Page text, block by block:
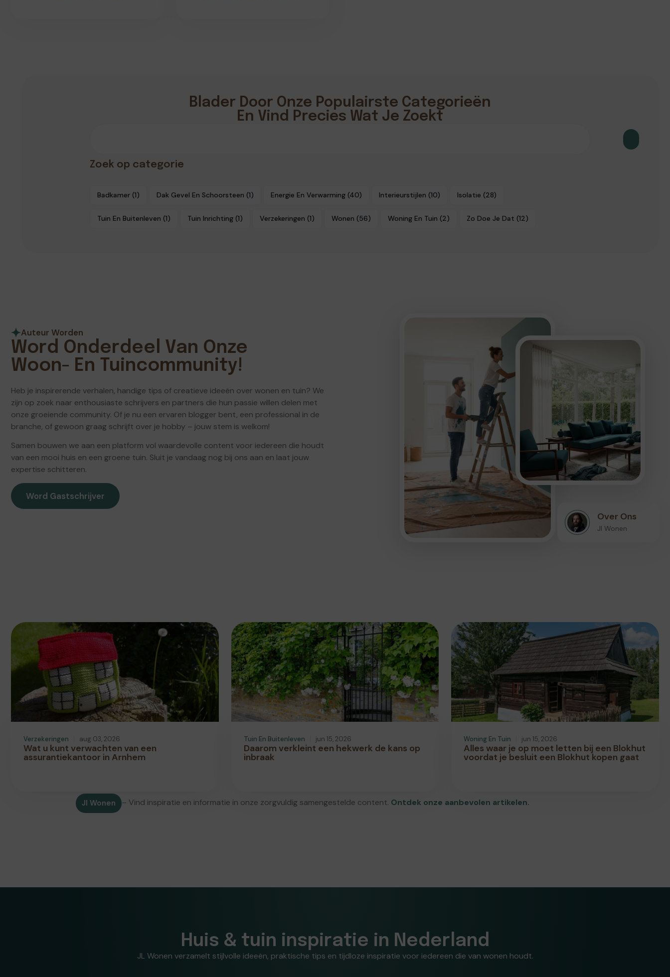
Blader Door Onze Populairste Categorieën
En Vind Precies Wat Je Zoekt
Zoek op categorie
Badkamer(1) Dak Gevel En Schoorsteen (1) Energie En Verwarming(40) Interieurstijlen (10) Isolatie (28)
Tuin En Buitenleven (1) Tuin Inrichting(1) Verzekeringen (1) Wonen (56) Woning En Tuin (2) Zo Doe Je Dat (12)
Auteur Worden
Word Onderdeel Van Onze
Woon- En Tuincommunity!
Heb je inspirerende verhalen, handige tips of creatieve ideeën over wonen en tuin? We
zijn op zoek naar enthousiaste schrijvers en partners die hun passie willen delen met
onze groeiende community. Of je nu een ervaren blogger bent, een professional in de
branche, of gewoon graag schrijft over je hobby – jouw stem is welkom!
Samen bouwen we aan een platform vol waardevolle content voor iedereen die houdt
van een mooi huis en een groene tuin. Sluit je vandaag nog bij ons aan en laat jouw
expertise schitteren.
Word Gastschrijver
Over Ons
Jl Wonen
Verzekeringen aug 03, 2026
Wat u kunt verwachten van een
assurantiekantoor in Arnhem
Tuin En Buitenleven jun 15, 2026
Daarom verkleint een hekwerk de kans op
inbraak
Woning En Tuin jun 15, 2026
Alles waar je op moet letten bij een Blokhut
voordat je besluit een Blokhut kopen gaat
Jl Wonen – Vind inspiratie en informatie in onze zorgvuldig samengestelde content. Ontdek onze aanbevolen artikelen.
Huis & tuin inspiratie in Nederland
JL Wonen verzamelt stijlvolle ideeën, praktische tips en tijdloze inspiratie voor iedereen die van wonen houdt.